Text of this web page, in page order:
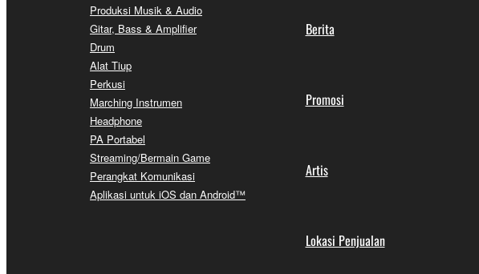
Produksi Musik & Audio
Gitar, Bass & Amplifier
Drum
Alat Tiup
Perkusi
Marching Instrumen
Headphone
PA Portabel
Streaming/Bermain Game
Perangkat Komunikasi
Aplikasi untuk iOS dan Android™
Berita
Promosi
Artis
Lokasi Penjualan